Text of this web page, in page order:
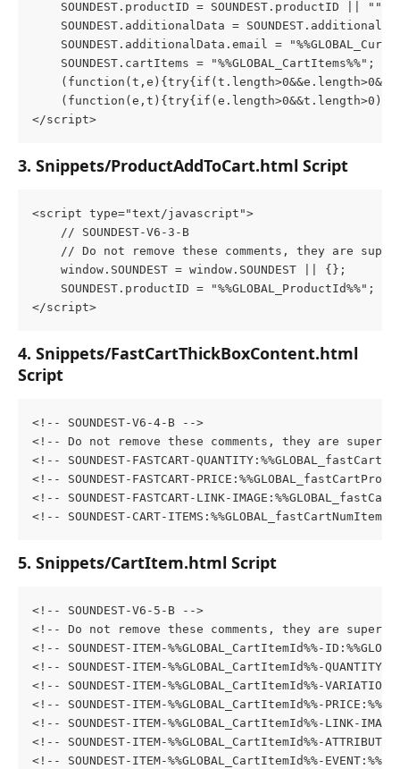
SOUNDEST.productID = SOUNDEST.productID || "";
SOUNDEST.additionalData =
SOUNDEST.additionalData.email =
SOUNDEST.cartItems = "%%GLOBAL_CartItems%%";
(function(e,t){try{if(e.length>0&&t.length>0){var
</script>
3. Snippets/ProductAddToCart.html Script
<script type="text/javascript">
// SOUNDEST-V6-3-B
// Do not remove these comments, they are
window.SOUNDEST = window.SOUNDEST || {};
SOUNDEST.productID = "%%GLOBAL_ProductId%%";
</script>
4. Snippets/FastCartThickBoxContent.html
Script
<!-- SOUNDEST-V6-4-B -->
<!-- Do not remove these comments, they are super
<!-- SOUNDEST-FASTCART-
<!-- SOUNDEST-FASTCART-
<!-- SOUNDEST-FASTCART-LINK-
<!-- SOUNDEST-CART-
5. Snippets/CartItem.html Script
<!-- SOUNDEST-V6-5-B -->
<!-- Do not remove these comments, they are super
<!-- SOUNDEST-ITEM-%%GLOBAL_CartItemId%%-
<!-- SOUNDEST-ITEM-%%GLOBAL_CartItemId%%-
<!-- SOUNDEST-ITEM-%%GLOBAL_CartItemId%%-
<!-- SOUNDEST-ITEM-%%GLOBAL_CartItemId%%-
<!-- SOUNDEST-ITEM-%%GLOBAL_CartItemId%%-LINK-
<!-- SOUNDEST-ITEM-%%GLOBAL_CartItemId%%-
<!-- SOUNDEST-ITEM-%%GLOBAL_CartItemId%%-